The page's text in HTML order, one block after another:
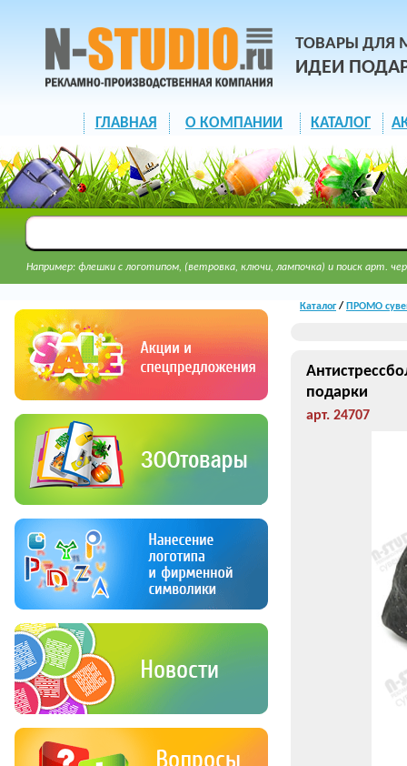
ТОВАРЫ ДЛЯ
ИДЕИ
ГЛАВНАЯ О КОМПАНИИ КАТАЛОГ
Например: флешки с логотипом, (ветровка, ключи, лампочка) и поиск арт.
Каталог/ ПРОМО
подарки
арт. 24707